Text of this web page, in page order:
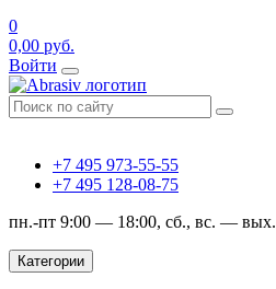
0
0,00 руб.
Войти
+7 495 973-55-55
+7 495 128-08-75
пн.-пт 9:00 — 18:00, сб., вс. — вых.
Категории